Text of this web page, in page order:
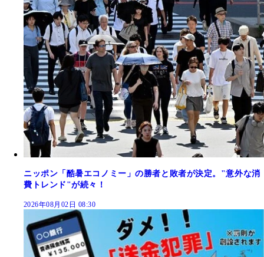
ニッポン「酷暑エコノミー」の勝者と敗者が決定。"意外な消
費トレンド"が続々！
2026年08月02日 08:30